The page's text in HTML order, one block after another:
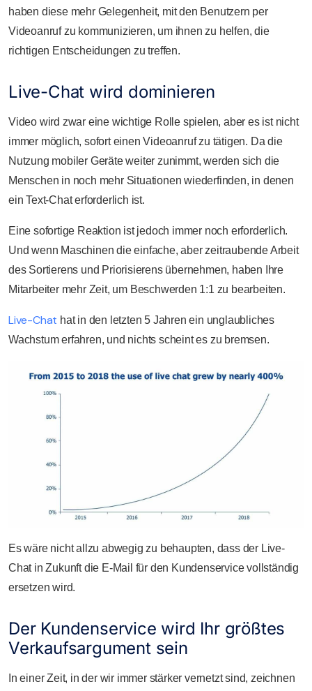
haben diese mehr Gelegenheit, mit den Benutzern per
Videoanruf zu kommunizieren, um ihnen zu helfen, die
richtigen Entscheidungen zu treffen.
Live-Chat wird dominieren
Video wird zwar eine wichtige Rolle spielen, aber es ist nicht
immer möglich, sofort einen Videoanruf zu tätigen. Da die
Nutzung mobiler Geräte weiter zunimmt, werden sich die
Menschen in noch mehr Situationen wiederfinden, in denen
ein Text-Chat erforderlich ist.
Eine sofortige Reaktion ist jedoch immer noch erforderlich.
Und wenn Maschinen die einfache, aber zeitraubende Arbeit
des Sortierens und Priorisierens übernehmen, haben Ihre
Mitarbeiter mehr Zeit, um Beschwerden 1:1 zu bearbeiten.
Live-Chat hat in den letzten 5 Jahren ein unglaubliches
Wachstum erfahren, und nichts scheint es zu bremsen.
Es wäre nicht allzu abwegig zu behaupten, dass der Live-
Chat in Zukunft die E-Mail für den Kundenservice vollständig
ersetzen wird.
Der Kundenservice wird Ihr größtes
Verkaufsargument sein
In einer Zeit, in der wir immer stärker vernetzt sind, zeichnen